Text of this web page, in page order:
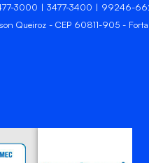
3000 | 3477-3400 | 99246-
Queiroz - CEP 60811-905 -